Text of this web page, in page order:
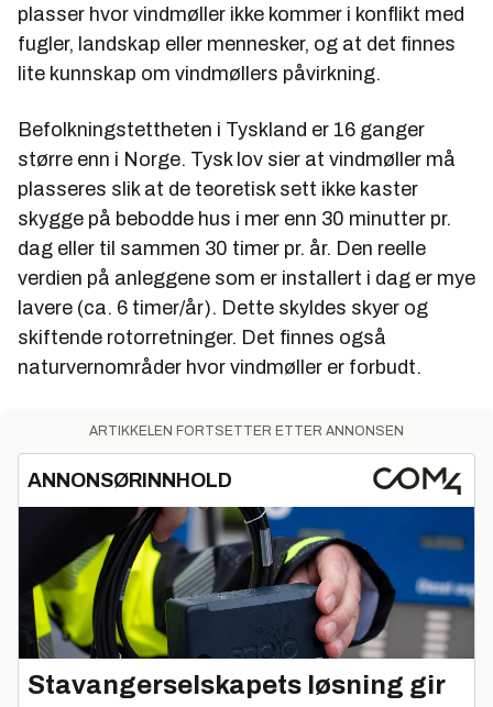
plasser hvor vindmøller ikke kommer i konflikt med
fugler, landskap eller mennesker, og at det finnes
lite kunnskap om vindmøllers påvirkning.
Befolkningstettheten i Tyskland er 16 ganger
større enn i Norge. Tysk lov sier at vindmøller må
plasseres slik at de teoretisk sett ikke kaster
skygge på bebodde hus i mer enn 30 minutter pr.
dag eller til sammen 30 timer pr. år. Den reelle
verdien på anleggene som er installert i dag er mye
lavere (ca. 6 timer/år). Dette skyldes skyer og
skiftende rotorretninger. Det finnes også
naturvernområder hvor vindmøller er forbudt.
ARTIKKELEN FORTSETTER ETTER ANNONSEN
ANNONSØRINNHOLD
Stavangerselskapets løsning gir